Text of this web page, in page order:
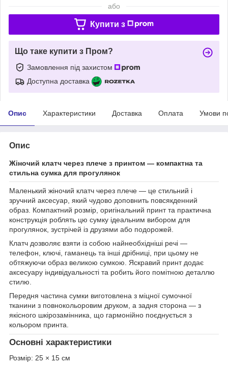
або
Купити з
Що таке купити з Пром?
Замовлення під захистом
Доступна доставка
Опис Характеристики Доставка Оплата Умови
Опис
Жіночий клатч через плече з принтом — компактна та
стильна сумка для прогулянок
Маленький жіночий клатч через плече — це стильний і
зручний аксесуар, який чудово доповнить повсякденний
образ. Компактний розмір, оригінальний принт та практична
конструкція роблять цю сумку ідеальним вибором для
прогулянок, зустрічей із друзями або подорожей.
Клатч дозволяє взяти із собою найнеобхідніші речі —
телефон, ключі, гаманець та інші дрібниці, при цьому не
обтяжуючи образ великою сумкою. Яскравий принт додає
аксесуару індивідуальності та робить його помітною деталлю
стилю.
Передня частина сумки виготовлена з міцної сумочної
тканини з повнокольоровим друком, а задня сторона — з
якісного шкірозамінника, що гармонійно поєднується з
кольором принта.
Основні характеристики
Розмір: 25 × 15 см